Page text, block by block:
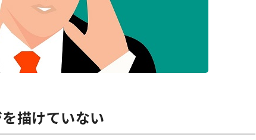
描けていない